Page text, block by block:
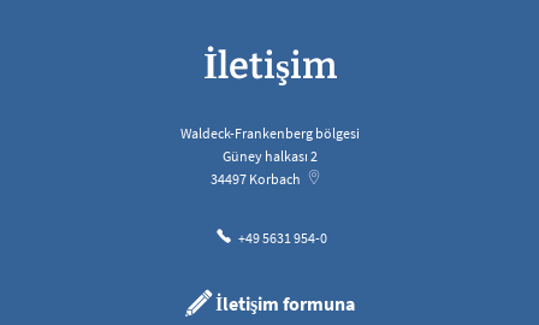
İletişim
Waldeck-Frankenberg bölgesi
Güney halkası 2
34497 Korbach
+49 5631 954-0
İletişim formuna